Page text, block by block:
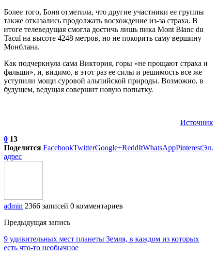
Более того, Боня отметила, что другие участники ее группы
также отказались продолжать восхождение из-за страха. В
итоге телеведущая смогла достичь лишь пика Mont Blanc du
Tacul на высоте 4248 метров, но не покорить саму вершину
Монблана.
Как подчеркнула сама Виктория, горы «не прощают страха и
фальши», и, видимо, в этот раз ее силы и решимость все же
уступили мощи суровой альпийской природы. Возможно, в
будущем, ведущая совершит новую попытку.
Источник
0 13
Поделится FacebookTwitterGoogle+ReddItWhatsAppPinterestЭл.
адрес
admin 2366 записей 0 комментариев
Предыдущая запись
9 удивительных мест планеты Земля, в каждом из которых
есть что-то необычное